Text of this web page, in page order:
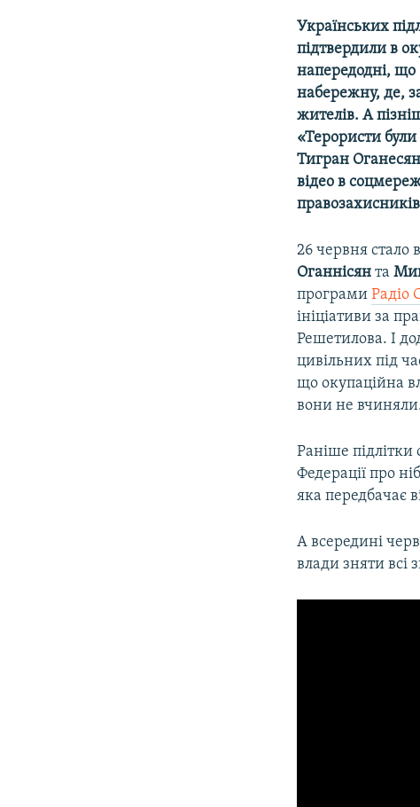
Українських
підтвердили в
напередодні, що
набережну, де,
жителів. А
«Терористи
Тигран
відео в
26 червня стало
Оганнісянта
програмиРадіо
ініціативи за
Решетилова. І
цивільних під
що окупаційна
вони не
Раніше підлітки
Федерації про
яка передбачає
А всередині
влади зняти всі